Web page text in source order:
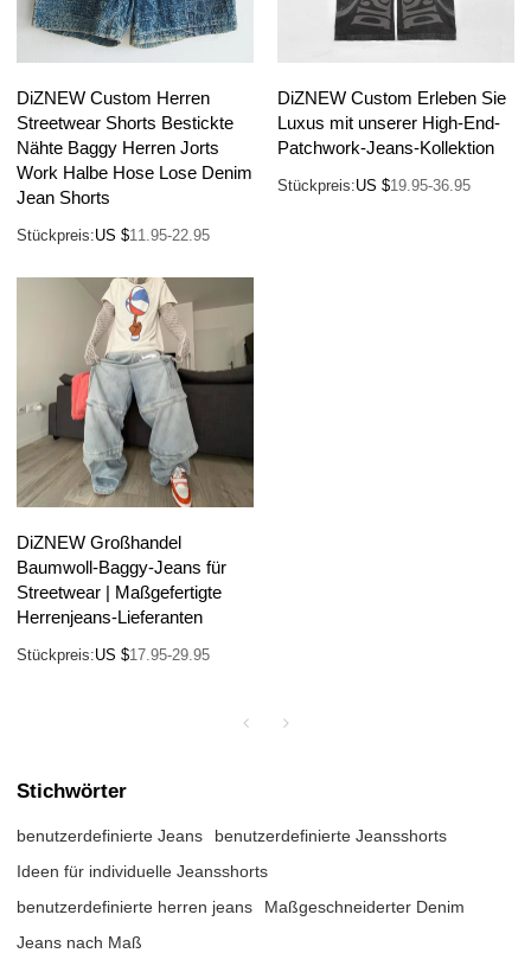
DiZNEW Custom Herren
Streetwear Shorts Bestickte
Nähte Baggy Herren Jorts
Work Halbe Hose Lose Denim
Jean Shorts
Stückpreis:US $11.95-22.95
DiZNEW Custom Erleben Sie
Luxus mit unserer High-End-
Patchwork-Jeans-Kollektion
Stückpreis:US $19.95-36.95
DiZNEW Großhandel
Baumwoll-Baggy-Jeans für
Streetwear | Maßgefertigte
Herrenjeans-Lieferanten
Stückpreis:US $17.95-29.95
Stichwörter
benutzerdefinierte Jeans
benutzerdefinierte Jeansshorts
Ideen für individuelle Jeansshorts
benutzerdefinierte herren jeans
Maßgeschneiderter Denim
Jeans nach Maß